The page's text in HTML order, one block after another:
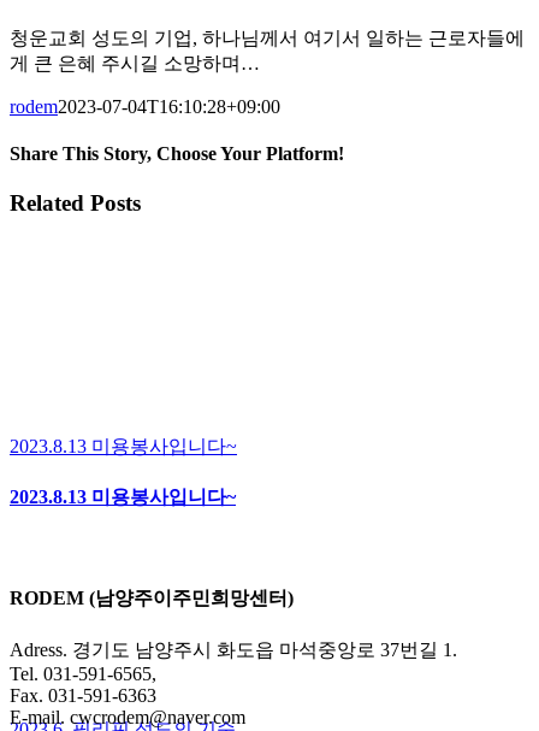
청운교회 성도의 기업, 하나님께서 여기서 일하는 근로자들에
게 큰 은혜 주시길 소망하며…
rodem2023-07-04T16:10:28+09:00
Share This Story, Choose Your Platform!
Facebook
WhatsApp
Pinterest
Email
Related Posts
2023.8.13 미용봉사입니다~
2023.8.13 미용봉사입니다~
RODEM (남양주이주민희망센터)
Adress. 경기도 남양주시 화도읍 마석중앙로 37번길 1.
Tel. 031-591-6565,
Fax. 031-591-6363
E-mail. cwcrodem@naver.com